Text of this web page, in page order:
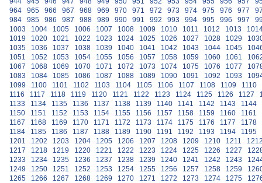
964
965 966 967 968 969 970 971 972 973 974 975 976 977
984
985 986 987 988 989 990 991 992 993 994 995 996 997
1003
1004 1005 1006 1007 1008 1009 1010 1011 1012 1013
1019
1020 1021 1022 1023 1024 1025 1026 1027 1028 1029
1035
1036 1037 1038 1039 1040 1041 1042 1043 1044 1045
1051
1052 1053 1054 1055 1056 1057 1058 1059 1060 1061
1067
1068 1069 1070 1071 1072 1073 1074 1075 1076 1077
1083
1084 1085 1086 1087 1088 1089 1090 1091 1092 1093
1099
1100 1101 1102 1103 1104 1105 1106 1107 1108 1109
1110
1116
1117 1118 1119 1120 1121 1122 1123 1124 1125 1126 1127
1133
1134 1135 1136 1137 1138 1139 1140 1141 1142 1143
1144
1150
1151 1152 1153 1154 1155 1156 1157 1158 1159 1160
1161
1167
1168 1169 1170 1171 1172 1173 1174 1175 1176 1177
1178
1184
1185 1186 1187 1188 1189 1190 1191 1192 1193 1194
1195
1201
1202 1203 1204 1205 1206 1207 1208 1209 1210 1211
1217
1218 1219 1220 1221 1222 1223 1224 1225 1226 1227
1233
1234 1235 1236 1237 1238 1239 1240 1241 1242 1243
1249
1250 1251 1252 1253 1254 1255 1256 1257 1258 1259
1265
1266 1267 1268 1269 1270 1271 1272 1273 1274 1275